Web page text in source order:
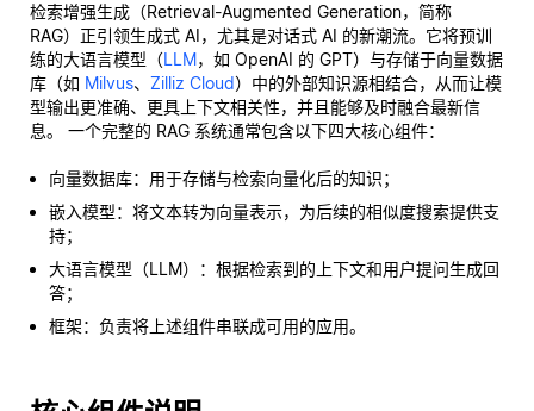
检索增强生成（Retrieval-Augmented Generation，简称
RAG）正引领生成式 AI，尤其是对话式 AI 的新潮流。它将预训
练的大语言模型（LLM，如 OpenAI 的 GPT）与存储于向量数据
库（如 Milvus、 Zilliz Cloud）中的外部知识源相结合，从而让模
型输出更准确、更具上下文相关性，并且能够及时融合最新信
息。 一个完整的 RAG 系统通常包含以下四大核心组件：
向量数据库：用于存储与检索向量化后的知识；
嵌入模型：将文本转为向量表示，为后续的相似度搜索提供支
持；
大语言模型（LLM）：根据检索到的上下文和用户提问生成回
答；
框架：负责将上述组件串联成可用的应用。